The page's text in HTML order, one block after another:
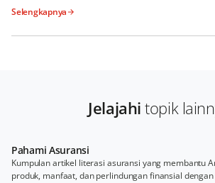
Selengkapnya
Jelajahitopik
Pahami Asuransi
Kumpulan artikel literasi asuransi yang membantu
produk, manfaat, dan perlindungan finansial